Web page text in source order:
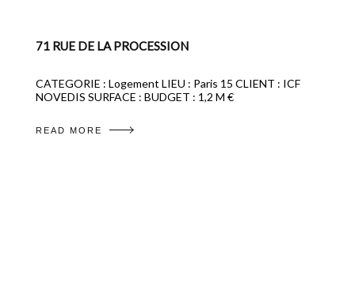
71 RUE DE LA PROCESSION
CATEGORIE : Logement LIEU : Paris 15 CLIENT : ICF
NOVEDIS SURFACE : BUDGET : 1,2 M €
READ MORE